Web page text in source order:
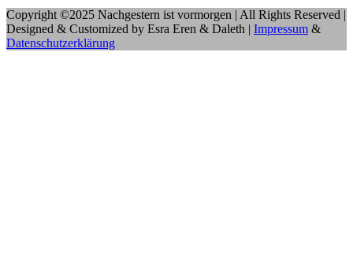
Copyright ©2025 Nachgestern ist vormorgen | All Rights Reserved |
Designed & Customized by Esra Eren & Daleth | Impressum &
Datenschutzerklärung